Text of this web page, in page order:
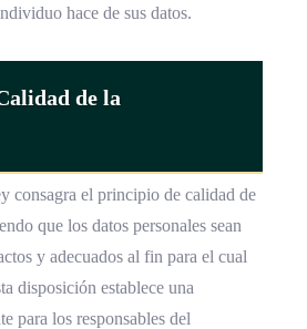
hace de sus datos.
de la
consagra el principio de calidad de
que los datos personales sean
y adecuados al fin para el cual
disposición establece una
para los responsables del